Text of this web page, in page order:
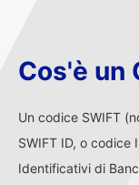
Cos'è un
Un codice SWIFT
SWIFT ID, o
Identificativi di